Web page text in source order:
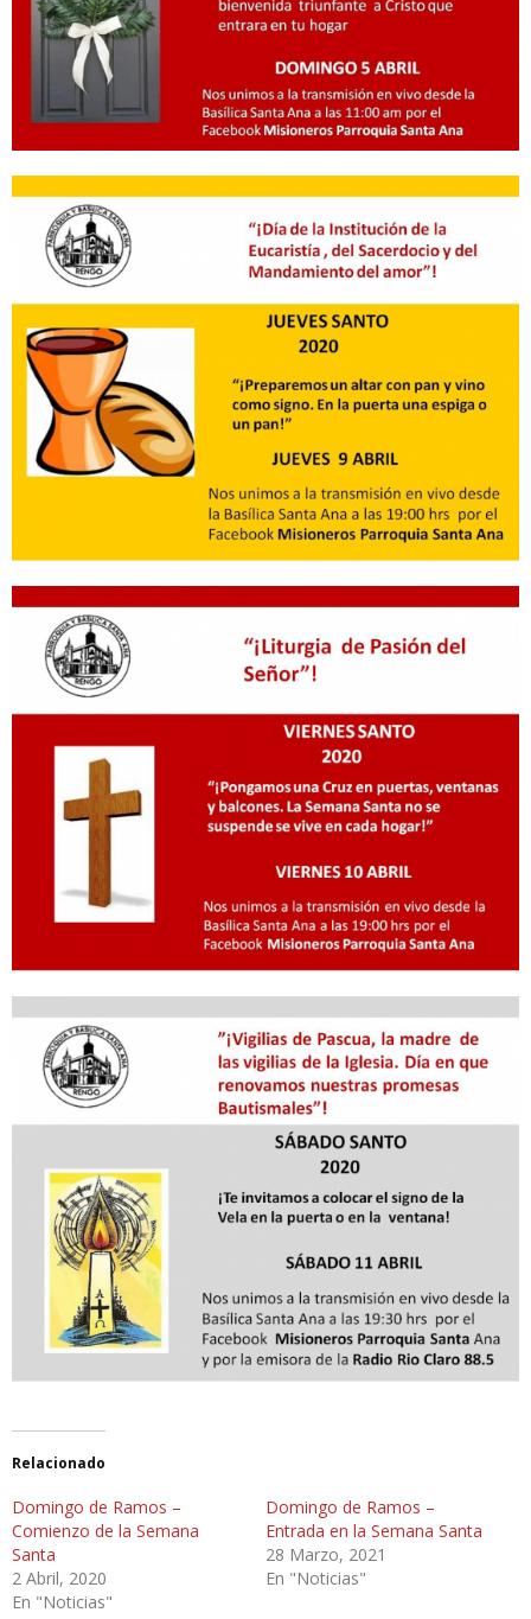
Relacionado
Domingo de Ramos –
Comienzo de la Semana
Santa
2 Abril, 2020
En "Noticias"
Domingo de Ramos –
Entrada en la Semana Santa
28 Marzo, 2021
En "Noticias"